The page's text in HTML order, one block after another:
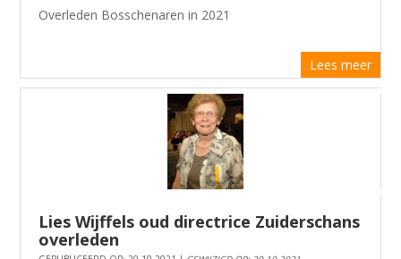
Overleden Bosschenaren in 2021
Lees meer
Lies Wijffels oud directrice Zuiderschans
overleden